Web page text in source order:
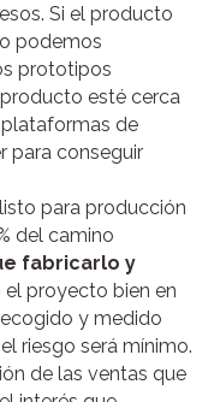
Si el producto
podemos
prototipos
esté cerca
de
para conseguir
para producción
del camino
fabricarlo y
proyecto bien en
y medido
riesgo será mínimo.
de las ventas que